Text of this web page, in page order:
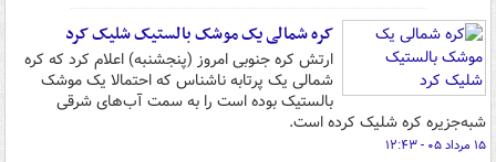
کره شمالی یک موشک بالستیک شلیک کرد
ارتش کره جنوبی امروز (پنجشنبه) اعلام کرد که کره
شمالی یک پرتابه ناشناس که احتمالا یک موشک
بالستیک بوده است را به سمت آب‌های شرقی
شبه‌جزیره کره شلیک کرده است.
۱۵ مرداد ۰۵ - ۱۲:۴۳